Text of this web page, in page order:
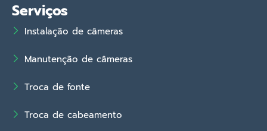
Serviços
Instalação de câmeras
Manutenção de câmeras
Troca de fonte
Troca de cabeamento